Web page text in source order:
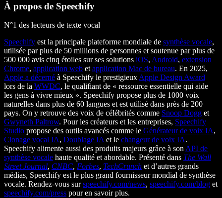
À propos de Speechify
N°1 des lecteurs de texte vocal
Speechify est la principale plateforme mondiale de synthèse vocale,
utilisée par plus de 50 millions de personnes et soutenue par plus de
500 000 avis cinq étoiles sur ses solutions iOS, Android, extension
Chrome, application web et application Mac de bureau. En 2025,
Apple a décerné à Speechify le prestigieux Apple Design Award
lors de la WWDC, le qualifiant de « ressource essentielle qui aide
les gens à vivre mieux ». Speechify propose plus de 1000 voix
naturelles dans plus de 60 langues et est utilisé dans près de 200
pays. On y retrouve des voix de célébrités comme Snoop Dogg et
Gwyneth Paltrow. Pour les créateurs et les entreprises, Speechify
Studio propose des outils avancés comme le Générateur de voix IA,
Clonage vocal IA, Doublage IA et le changeur de voix IA.
Speechify alimente aussi des produits majeurs grâce à son API de
synthèse vocale haute qualité et abordable. Présenté dans The Wall
Street Journal, CNBC, Forbes, TechCrunch et d’autres grands
médias, Speechify est le plus grand fournisseur mondial de synthèse
vocale. Rendez-vous surspeechify.com/news, speechify.com/blog et
speechify.com/press pour en savoir plus.